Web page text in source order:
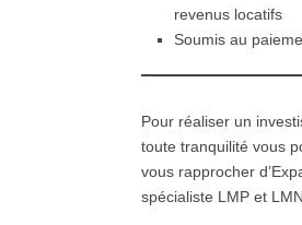
revenus locatifs
Soumis au
Pour réaliser un
toute tranquilité vous
vous rapprocher
spécialiste LMP et